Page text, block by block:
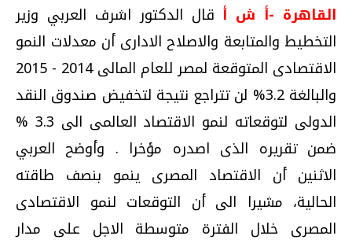
القاهرة -أ ش أ قال الدكتور اشرف العربي وزير
التخطيط والمتابعة والاصلاح الادارى أن معدلات النمو
الاقتصادى المتوقعة لمصر للعام المالى 2014 - 2015
والبالغة 3.2% لن تتراجع نتيجة لتخفيض صندوق النقد
الدولى لتوقعاته لنمو الاقتصاد العالمى الى 3.3 %
ضمن تقريره الذى اصدره مؤخرا . وأوضح العربي
الاثنين أن الاقتصاد المصرى ينمو بنصف طاقته
الحالية، مشيرا الى أن التوقعات لنمو الاقتصادى
المصرى خلال الفترة متوسطة الاجل على مدار